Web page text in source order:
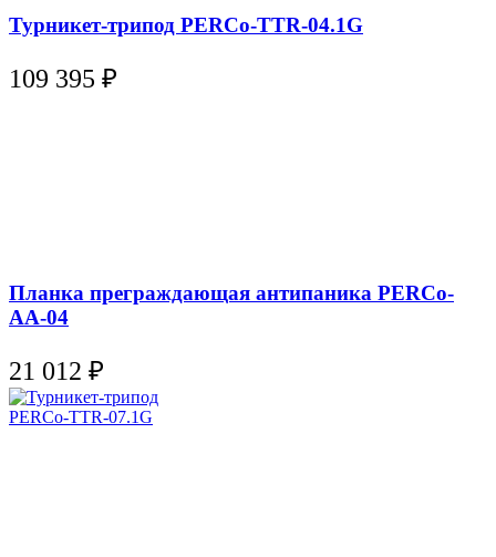
Турникет-трипод PERCo-TTR-04.1G
109 395 ₽
Планка преграждающая антипаника PERCo-
AА-04
21 012 ₽